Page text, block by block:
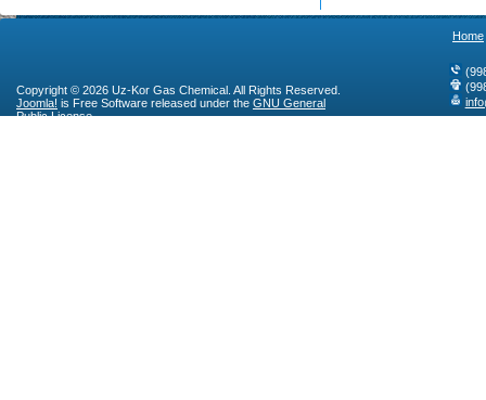
Home
Copyright © 2026 Uz-Kor Gas Chemical. All Rights Reserved.
Joomla! is Free Software released under the GNU General
Public License.